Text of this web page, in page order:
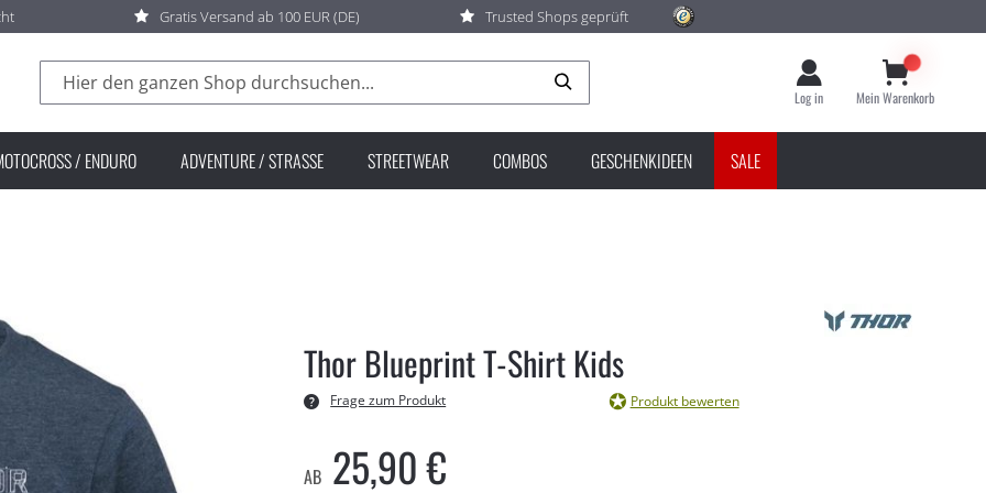
Gratis Versand ab 100 EUR (DE) Trusted Shops geprüft
Suche Log in Mein Warenkorb
/ ENDURO ADVENTURE / STRASSE STREETWEAR COMBOS GESCHENKIDEEN SALE
Thor Blueprint T-Shirt Kids
Frage zum Produkt Produkt bewerten
AB 25,90 €